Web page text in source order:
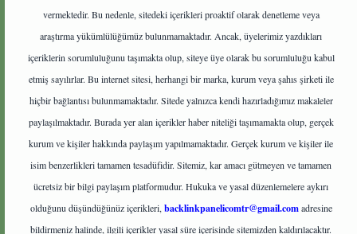
vermektedir. Bu nedenle, sitedeki içerikleri proaktif olarak denetleme veya
araştırma yükümlülüğümüz bulunmamaktadır. Ancak, üyelerimiz yazdıkları
içeriklerin sorumluluğunu taşımakta olup, siteye üye olarak bu sorumluluğu kabul
etmiş sayılırlar. Bu internet sitesi, herhangi bir marka, kurum veya şahıs şirketi ile
hiçbir bağlantısı bulunmamaktadır. Sitede yalnızca kendi hazırladığımız makaleler
paylaşılmaktadır. Burada yer alan içerikler haber niteliği taşımamakta olup, gerçek
kurum ve kişiler hakkında paylaşım yapılmamaktadır. Gerçek kurum ve kişiler ile
isim benzerlikleri tamamen tesadüfidir. Sitemiz, kar amacı gütmeyen ve tamamen
ücretsiz bir bilgi paylaşım platformudur. Hukuka ve yasal düzenlemelere aykırı
olduğunu düşündüğünüz içerikleri, backlinkpanelicomtr@gmail.comadresine
bildirmeniz halinde, ilgili içerikler yasal süre içerisinde sitemizden kaldırılacaktır.